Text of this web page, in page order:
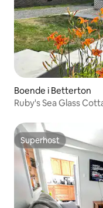
Boende i Betterton
Ruby's Sea Glass
Superhost
Superhost